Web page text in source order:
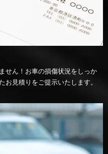
せん！お車の損傷状況をしっか
お見積りをご提示いたします。